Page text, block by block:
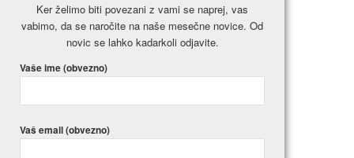
Ker želimo biti povezani z vami se naprej, vas
vabimo, da se naročite na naše mesečne novice. Od
novic se lahko kadarkoli odjavite.
Vaše ime (obvezno)
Vaš email (obvezno)